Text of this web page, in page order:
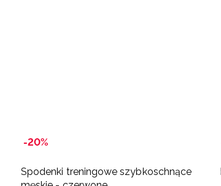
-20%
Spodenki treningowe szybkoschnące